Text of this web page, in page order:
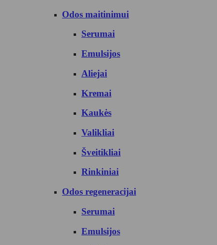
Odos maitinimui
Serumai
Emulsijos
Aliejai
Kremai
Kaukės
Valikliai
Šveitikliai
Rinkiniai
Odos regeneracijai
Serumai
Emulsijos